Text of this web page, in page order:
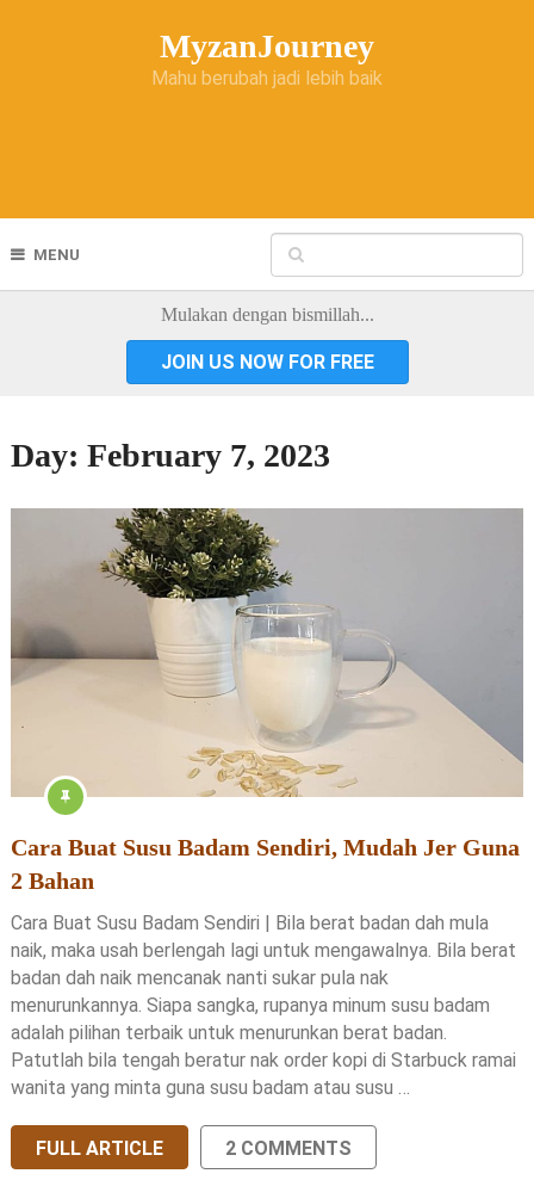
MyzanJourney
Mahu berubah jadi lebih baik
MENU
Mulakan dengan bismillah...
JOIN US NOW FOR FREE
Day: February 7, 2023
Cara Buat Susu Badam Sendiri, Mudah Jer Guna
2 Bahan
Cara Buat Susu Badam Sendiri | Bila berat badan dah mula
naik, maka usah berlengah lagi untuk mengawalnya. Bila berat
badan dah naik mencanak nanti sukar pula nak
menurunkannya. Siapa sangka, rupanya minum susu badam
adalah pilihan terbaik untuk menurunkan berat badan.
Patutlah bila tengah beratur nak order kopi di Starbuck ramai
wanita yang minta guna susu badam atau susu …
FULL ARTICLE 2 COMMENTS